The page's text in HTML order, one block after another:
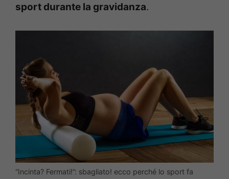
sport durante la gravidanza.
“Incinta? Fermati!”: sbagliato! ecco perché lo sport fa